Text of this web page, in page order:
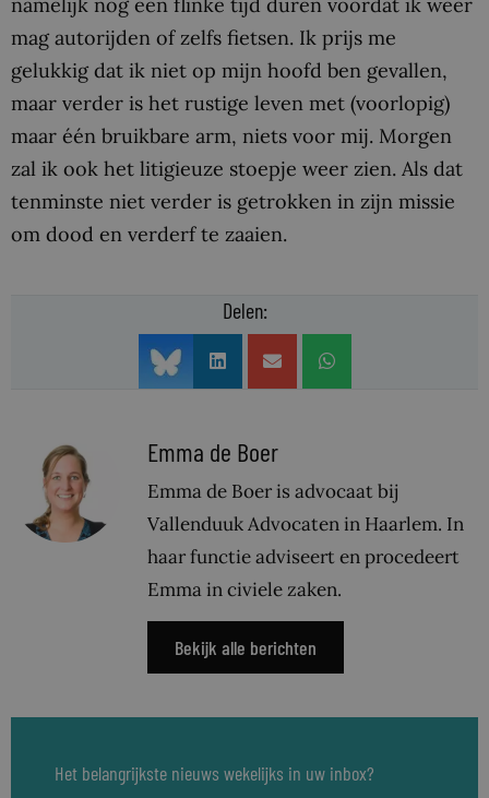
mag autorijden of zelfs fietsen. Ik prijs me
gelukkig dat ik niet op mijn hoofd ben gevallen,
maar verder is het rustige leven met (voorlopig)
maar één bruikbare arm, niets voor mij. Morgen
zal ik ook het litigieuze stoepje weer zien. Als dat
tenminste niet verder is getrokken in zijn missie
om dood en verderf te zaaien.
Delen:
Emma de Boer
Emma de Boer is advocaat bij
Vallenduuk Advocaten in Haarlem. In
haar functie adviseert en procedeert
Emma in civiele zaken.
Bekijk alle berichten
Het belangrijkste nieuws wekelijks in uw inbox?